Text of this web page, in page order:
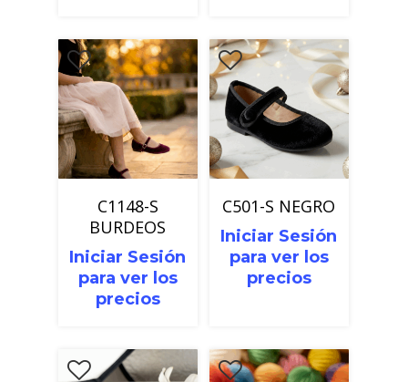
C1148-S
BURDEOS
Iniciar Sesión
para ver los
precios
C501-S NEGRO
Iniciar Sesión
para ver los
precios